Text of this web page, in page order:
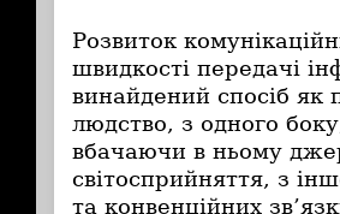
Розвиток
швидкості передачі
винайдений спосіб як
людство, з одного
вбачаючи в ньому
світосприйняття, з
та конвенційних